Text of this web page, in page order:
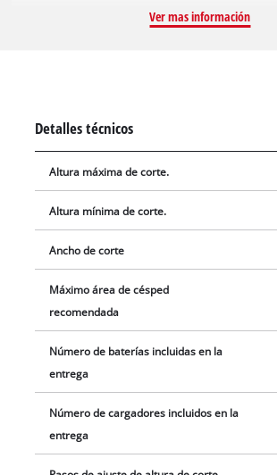
escobillas Einhell y una carcasa de plástico
altura de corte axial de 3 niveles. El mango
integrada. La cesta de recogida de hierba
de 25 litros. Las grandes ruedas reducen
césped mientras se corta. La batería y el
incluyen en la entrega y están disponibles
Ver mas información
Detalles técnicos
Altura máxima de corte.
Altura mínima de corte.
Ancho de corte
Máximo área de césped
recomendada
Número de baterías incluidas en la
entrega
Número de cargadores incluidos en la
entrega